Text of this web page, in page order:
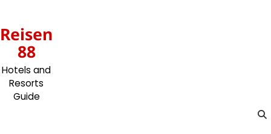
content
Reisen
88
Hotels and
Resorts
Guide